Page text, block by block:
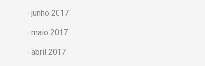
junho 2017
maio 2017
abril 2017